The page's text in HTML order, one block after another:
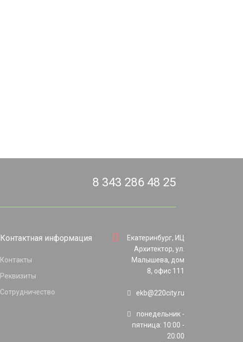
8 343 286 48 25
Контактная информация
Контакты
Реквизиты
Сотрудничество
Екатеринбург, ИЦ
Архитектор, ул.
Малышева, дом
8, офис 111
ekb@220city.ru
понедельник -
пятница: 10:00 -
20:00